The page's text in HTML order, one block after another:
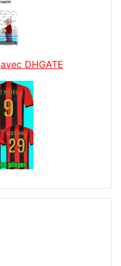
avec DHGATE